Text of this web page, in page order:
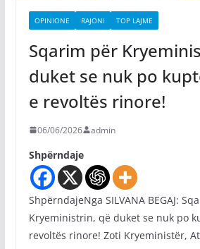
OPINIONE RAJONI TOP LAJME
Sqarim për
duket se nuk po
e revoltës rinore!
06/06/2026 admin
Shpërndaje
ShpërndajeNga SILVANA BEGAJ:
Kryeministrin, që duket se nuk po
revoltës rinore! Zoti Kryeministër,